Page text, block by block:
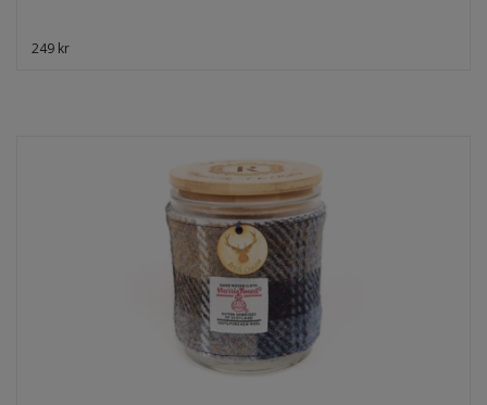
249 kr